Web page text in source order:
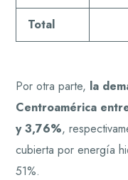
Total
Por otra parte, la
Centroamérica
y 3,76%,
cubierta por energía
51%.